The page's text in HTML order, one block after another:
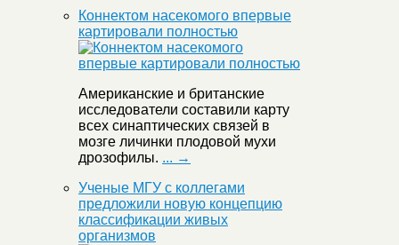
Коннектом насекомого впервые
картировали полностью
Американские и британские
исследователи составили карту
всех синаптических связей в
мозге личинки плодовой мухи
дрозофилы. ... →
Ученые МГУ с коллегами
предложили новую концепцию
классификации живых
организмов